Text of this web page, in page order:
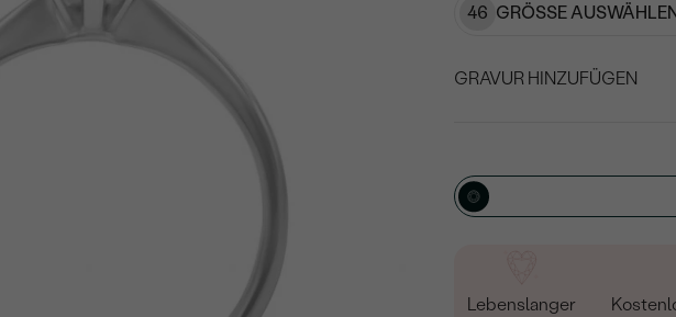
46 GRÖSSE
GRAVUR HINZUFÜGEN
Geben Sie Initialen/Text
15/ 15 ZEICHEN
Lebenslanger